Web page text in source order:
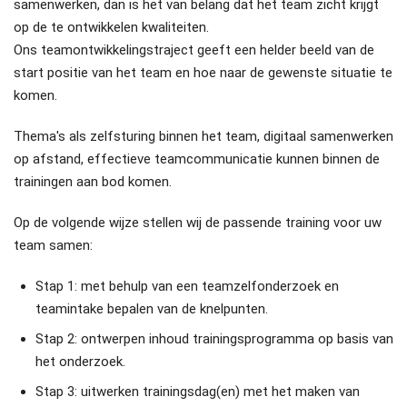
samenwerken, dan is het van belang dat het team zicht krijgt
op de te ontwikkelen kwaliteiten.
Ons teamontwikkelingstraject geeft een helder beeld van de
start positie van het team en hoe naar de gewenste situatie te
komen.
Thema's als zelfsturing binnen het team, digitaal samenwerken
op afstand, effectieve teamcommunicatie kunnen binnen de
trainingen aan bod komen.
Op de volgende wijze stellen wij de passende training voor uw
team samen:
Stap 1: met behulp van een teamzelfonderzoek en
teamintake bepalen van de knelpunten.
Stap 2: ontwerpen inhoud trainingsprogramma op basis van
het onderzoek.
Stap 3: uitwerken trainingsdag(en) met het maken van